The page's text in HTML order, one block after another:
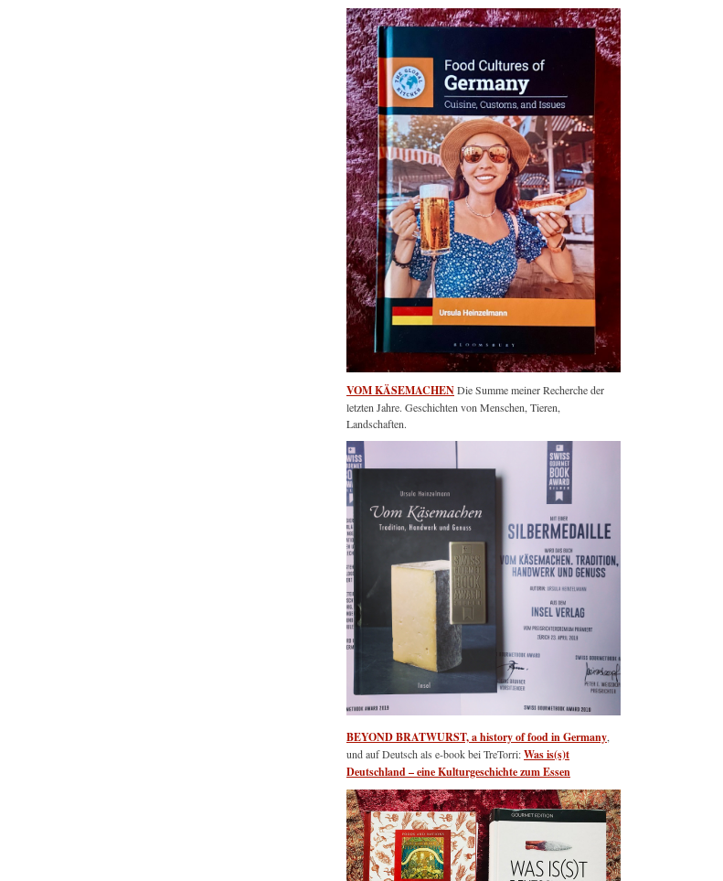
VOM KÄSEMACHENDie Summe meiner Recherche der
letzten Jahre. Geschichten von Menschen, Tieren,
Landschaften.
BEYOND BRATWURST, a history of food in Germany
und auf Deutsch als e-book bei TreTorri:Was is(s)t
Deutschland – eine Kulturgeschichte zum Essen